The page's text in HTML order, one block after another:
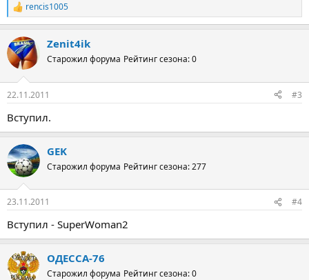
Р
е
к
ц
и
rencis1005
Zenit4ik
Старожил форума Рейтинг сезона: 0
22.11.2011 #3
Вступил.
GEK
Старожил форума Рейтинг сезона: 277
23.11.2011 #4
Вступил - SuperWoman2
ОДЕССА-76
Старожил форума Рейтинг сезона: 0